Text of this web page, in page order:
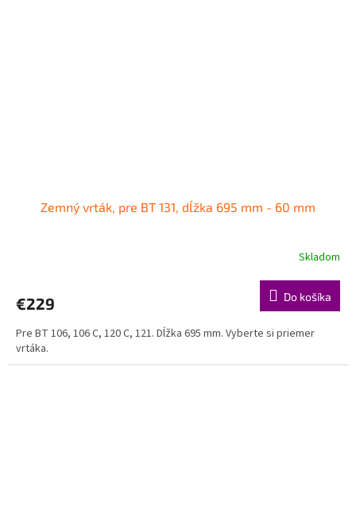
Zemný vrták, pre BT 131, dĺžka 695 mm - 60 mm
Skladom
€229 Do košíka
Pre BT 106, 106 C, 120 C, 121. Dĺžka 695 mm. Vyberte si priemer
vrtáka.